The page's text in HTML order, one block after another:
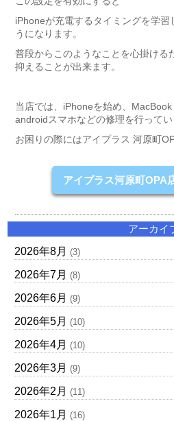
iPhoneが充電するタイミングを学習
うになります。
普段からこのようなことを心掛ける
抑えることが出来ます。
当店では、iPhoneを始め、
androidスマホなどの修理を行ってい
お困りの際にはアイプラス 河原町
アイプラス河原町OPA
アーカイ
2026年8月 (3)
2026年7月 (8)
2026年6月 (9)
2026年5月 (10)
2026年4月 (10)
2026年3月 (9)
2026年2月 (11)
2026年1月 (16)